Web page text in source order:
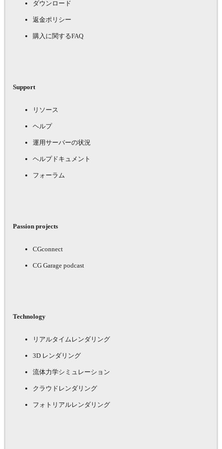
ダウンロード
返金ポリシー
購入に関するFAQ
Support
リソース
ヘルプ
運用サーバーの状況
ヘルプドキュメント
フォーラム
Passion projects
CGconnect
CG Garage podcast
Technology
リアルタイムレンダリング
3D レンダリング
流体力学シミュレーション
クラウドレンダリング
フォトリアルレンダリング